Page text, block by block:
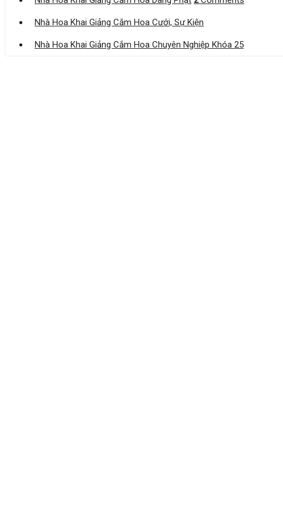
Nhà Hoa Khai Giảng Cắm Hoa Cưới, Sự Kiện
Nhà Hoa Khai Giảng Cắm Hoa Chuyên Nghiệp Khóa 25